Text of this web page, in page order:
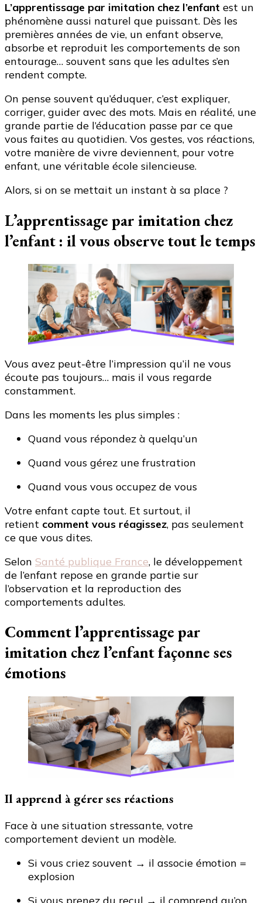
L’apprentissage par imitation chez l’enfant est un
phénomène aussi naturel que puissant. Dès les
premières années de vie, un enfant observe,
absorbe et reproduit les comportements de son
entourage… souvent sans que les adultes s’en
rendent compte.
On pense souvent qu’éduquer, c’est expliquer,
corriger, guider avec des mots. Mais en réalité, une
grande partie de l’éducation passe par ce que
vous faites au quotidien. Vos gestes, vos réactions,
votre manière de vivre deviennent, pour votre
enfant, une véritable école silencieuse.
Alors, si on se mettait un instant à sa place ?
L’apprentissage par imitation chez
l’enfant : il vous observe tout le temps
Vous avez peut-être l’impression qu’il ne vous
écoute pas toujours… mais il vous regarde
constamment.
Dans les moments les plus simples :
Quand vous répondez à quelqu’un
Quand vous gérez une frustration
Quand vous vous occupez de vous
Votre enfant capte tout. Et surtout, il
retient comment vous réagissez, pas seulement
ce que vous dites.
Selon Santé publique France, le développement
de l’enfant repose en grande partie sur
l’observation et la reproduction des
comportements adultes.
Comment l’apprentissage par
imitation chez l’enfant façonne ses
émotions
Il apprend à gérer ses réactions
Face à une situation stressante, votre
comportement devient un modèle.
Si vous criez souvent → il associe émotion =
explosion